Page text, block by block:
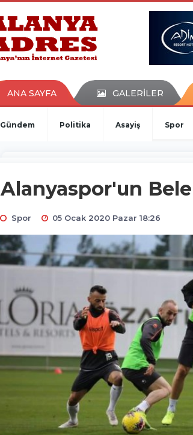
ANA SAYFA GALERİLER
Gündem Politika Asayiş Spor
Alanyaspor'un
Spor 05 Ocak 2020 Pazar 18:26